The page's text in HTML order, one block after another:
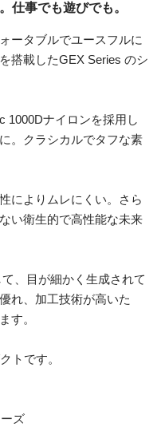
仕事でも遊びでも。
ータブルでユースフルに
搭載したGEX Series のシ
1000Dナイロンを採用し
。クラシカルでタフな素
によりムレにくい。さら
い衛生的で高性能な未来
、目が細かく生成されて
れ、加工技術が高いた
す。
トです。
ズ